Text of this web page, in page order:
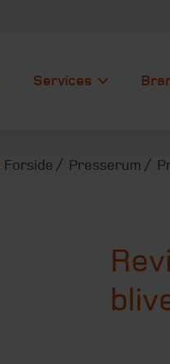
Services
Forside Presserum